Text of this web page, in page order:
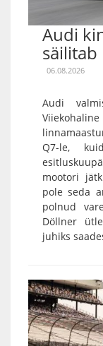
Audi
06.08.2026
Audi
Q7-le,
mootori
pole seda
polnud
Döllner
juhiks